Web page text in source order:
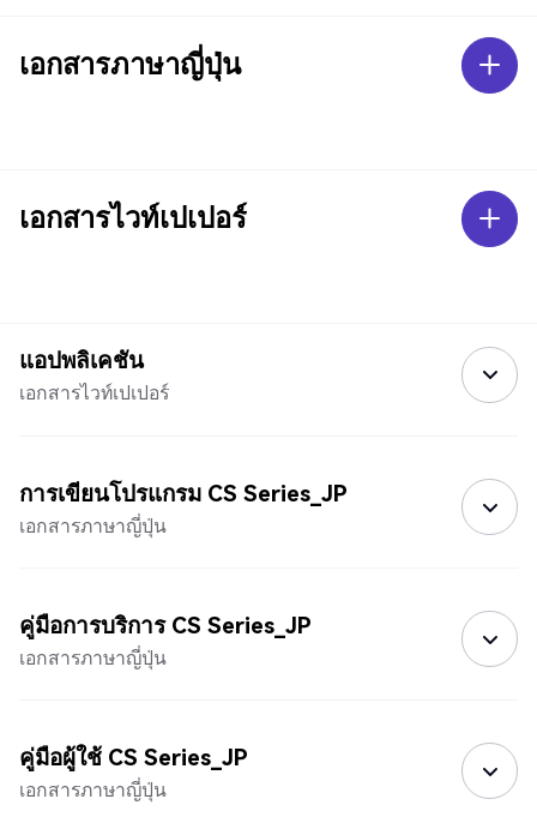
เอกสารภาษาญี่ปุ่น
เอกสารไวท์เปเปอร์
แอปพลิเคชัน
เอกสารไวท์เปเปอร์
การเขียนโปรแกรม CS Series_JP
เอกสารภาษาญี่ปุ่น
คู่มือการบริการ CS Series_JP
เอกสารภาษาญี่ปุ่น
คู่มือผู้ใช้ CS Series_JP
เอกสารภาษาญี่ปุ่น